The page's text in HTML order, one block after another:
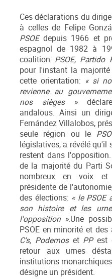
Ces déclarations du
à celles de Felipe
PSOEdepuis 1966 et
espagnol de 1982 à
coalition PSOE, Partido
pour l'instant la
cette orientation: « si
revienne au
nos sièges »
andalous. Ainsi un
Fernández Villalobos,
seule région ou le
législatives, a révélé qu'il
restent dans
de la majorité du Parti
nombreux en voix et
présidente de
des élections: « le PSOE
son histoire et les
l'opposition ».Une
PSOE en minorité et
C's, Podemoset PPest
retour aux urnes
institutions
désigne un président.